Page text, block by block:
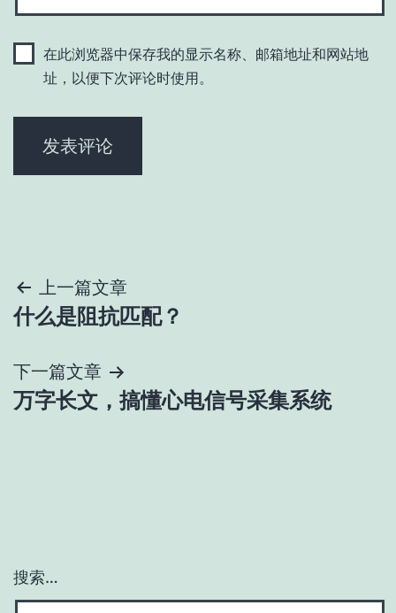
在此浏览器中保存我的显示名称、邮箱地址和网站地
址，以便下次评论时使用。
文
章
导
航
上一篇文章
什么是阻抗匹配？
下一篇文章
万字长文，搞懂心电信号采集系统
搜索…